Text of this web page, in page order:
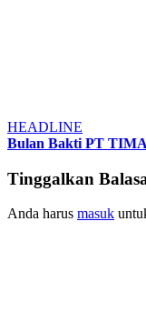
HEADLINE
Bulan Bakti PT
Tinggalkan
Anda harus masuk